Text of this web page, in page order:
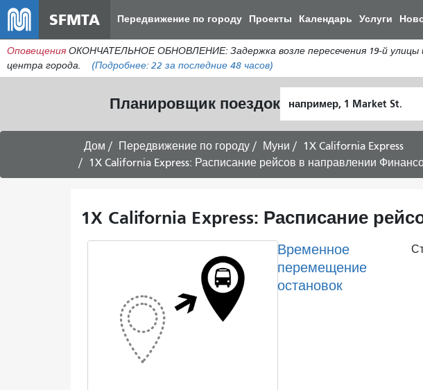
SFMTA Передвижение по городу Проекты Календарь Услуги
Оповещения ОКОНЧАТЕЛЬНОЕ ОБНОВЛЕНИЕ: Задержка возле пересечения 19-й улицы и
центра города.
(Подробнее: 22 за последние 48 часов)
Планировщик поездок местоположение
Дом Передвижение по городу Муни
1X California Express
1X California Express: Расписание рейсов в направлении
1X California Express: Расписание
Временное
перемещение
остановок